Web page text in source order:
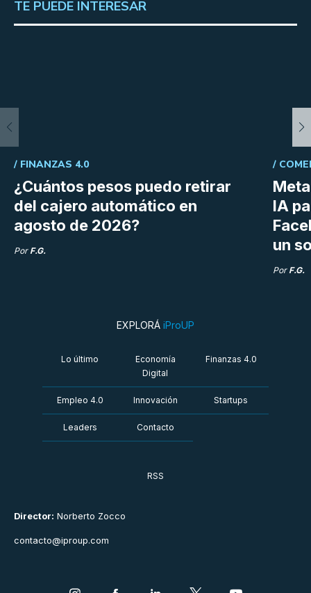
TE PUEDE INTERESAR
¿Cuántos pesos puedo retirar
del cajero automático en
agosto de 2026?
/ FINANZAS 4.0
Por F.G.
IA
un
/
Por F.G.
Director: Norberto Zocco
contacto@iproup.com
EXPLORÁ iProUP
Lo último
Economía
Digital
Finanzas 4.0
Empleo 4.0 Innovación Startups
Leaders Contacto
RSS